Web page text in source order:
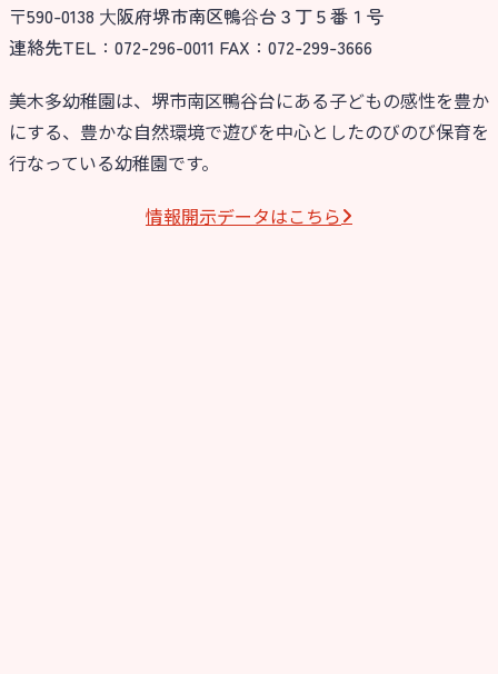
〒590-0138 ⼤阪府堺市南区鴨⾕台３丁５番１号
連絡先TEL：072-296-0011 FAX：072-299-3666
美木多幼稚園は、堺市南区鴨谷台にある子どもの感性を豊か
にする、豊かな自然環境で遊びを中心としたのびのび保育を
行なっている幼稚園です。
情報開⽰データはこちら
今日の幼稚園
園児募集要項
教職員募集
園のこと